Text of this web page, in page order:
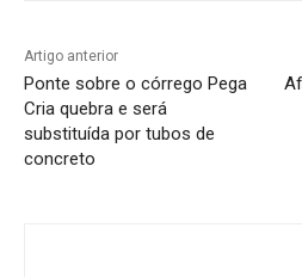
Artigo anterior
Ponte sobre o córrego Pega
Cria quebra e será
substituída por tubos de
concreto